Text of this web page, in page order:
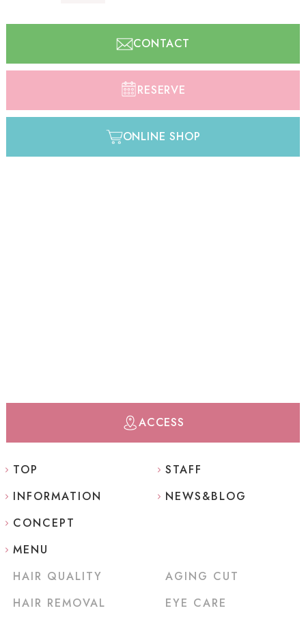
CONTACT
RESERVE
ONLINE SHOP
ACCESS
TOP
INFORMATION
CONCEPT
STAFF
NEWS&BLOG
MENU
HAIR QUALITY
HAIR REMOVAL
AGING CUT
EYE CARE